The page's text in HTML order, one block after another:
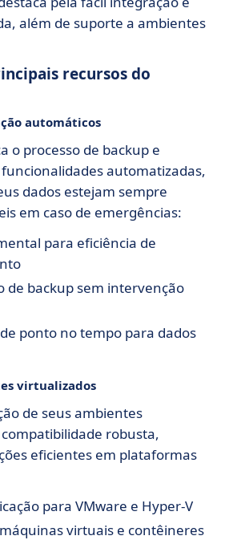
além de suporte a ambientes
recursos do
automáticos
o processo de backup e
automatizadas,
dados estejam sempre
em caso de emergências:
para eficiência de
de backup sem intervenção
ponto no tempo para dados
virtualizados
de seus ambientes
robusta,
eficientes em plataformas
para VMware e Hyper-V
virtuais e contêineres